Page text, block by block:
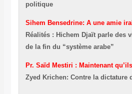
politique
Sihem Bensedrine: A une amie
Réalités : Hichem Djaït parle des
de la fin du “système arabe”
Pr. Saïd Mestiri : Maintenant
Zyed Krichen: Contre la dictature